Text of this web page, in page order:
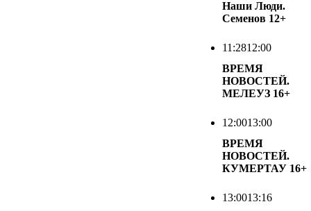
Наши Люди.
Семенов 12+
11:2812:00
ВРЕМЯ
НОВОСТЕЙ.
МЕЛЕУЗ 16+
12:0013:00
ВРЕМЯ
НОВОСТЕЙ.
КУМЕРТАУ 16+
13:0013:16